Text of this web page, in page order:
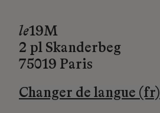
le19M
2 pl Skanderbeg
75019 Paris
Changer de langue (fr)